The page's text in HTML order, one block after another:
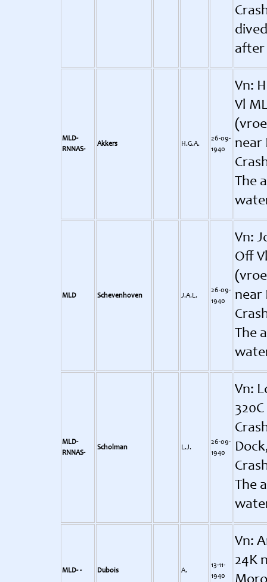
after
MLD-
RNNAS-
Akkers H.G.A.
26-09-
1940
Vn:
Vl
near
The
MLD Schevenhoven J.A.L.
26-09-
1940
Vn:
Off
near
The
MLD-
RNNAS-
Scholman L.J.
26-09-
1940
Vn:
The
MLD- - Dubois A.
13-11-
1940
Vn:
24K